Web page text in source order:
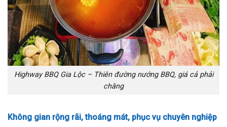
Highway BBQ Gia Lộc – Thiên đường nướng BBQ, giá cả phải
chăng
Không gian rộng rãi, thoáng mát, phục vụ chuyên nghiệp